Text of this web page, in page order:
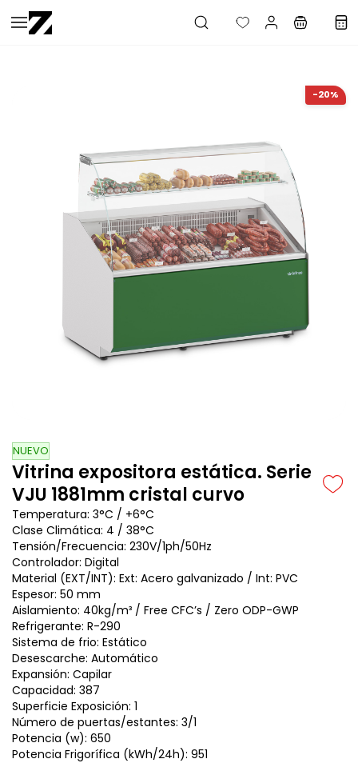
Saltar al
contenido
-20%
NUEVO
Vitrina expositora estática. Serie
VJU 1881mm cristal curvo
Temperatura: 3°C / +6°C
Clase Climática: 4 / 38°C
Tensión/Frecuencia: 230V/1ph/50Hz
Controlador: Digital
Material (EXT/INT): Ext: Acero galvanizado / Int: PVC
Espesor: 50 mm
Aislamiento: 40kg/m³ / Free CFC’s / Zero ODP-GWP
Refrigerante: R-290
Sistema de frio: Estático
Desescarche: Automático
Expansión: Capilar
Capacidad: 387
Superficie Exposición: 1
Número de puertas/estantes: 3/1
Potencia (w): 650
Potencia Frigorífica (kWh/24h): 951